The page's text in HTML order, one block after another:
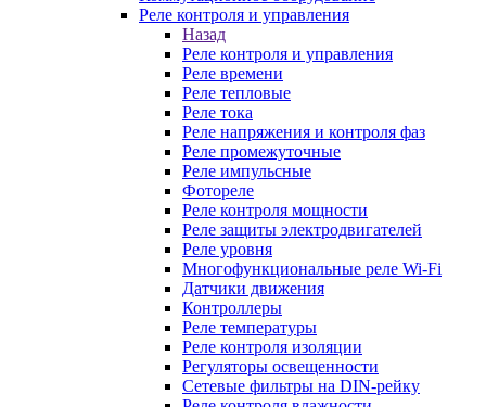
Реле контроля и управления
Назад
Реле контроля и управления
Реле времени
Реле тепловые
Реле тока
Реле напряжения и контроля фаз
Реле промежуточные
Реле импульсные
Фотореле
Реле контроля мощности
Реле защиты электродвигателей
Реле уровня
Многофункциональные реле Wi-Fi
Датчики движения
Контроллеры
Реле температуры
Реле контроля изоляции
Регуляторы освещенности
Сетевые фильтры на DIN-рейку